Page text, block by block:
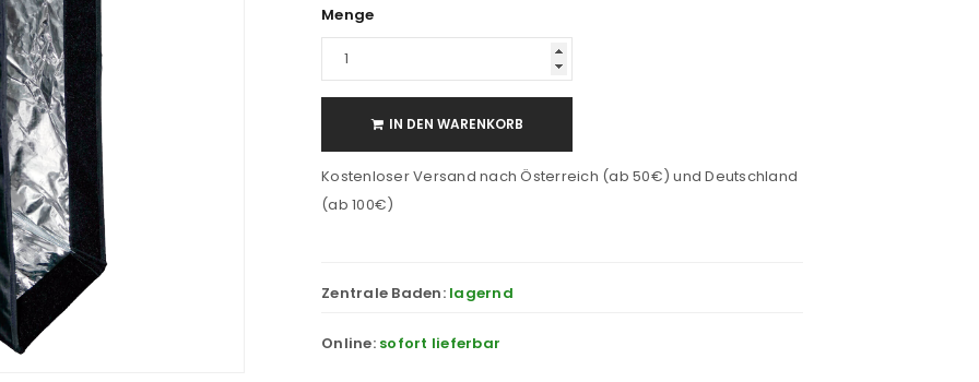
Menge
IN DEN WARENKORB
Kostenloser Versand nach Österreich (ab 50€) und Deutschland
(ab 100€)
Zentrale Baden: lagernd
Online: sofort lieferbar